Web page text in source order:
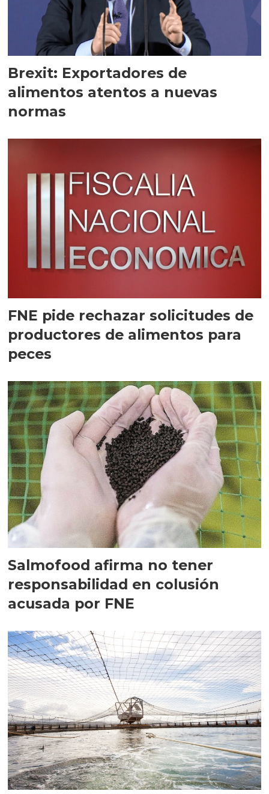
Brexit: Exportadores de
alimentos atentos a nuevas
normas
FNE pide rechazar solicitudes de
productores de alimentos para
peces
Salmofood afirma no tener
responsabilidad en colusión
acusada por FNE